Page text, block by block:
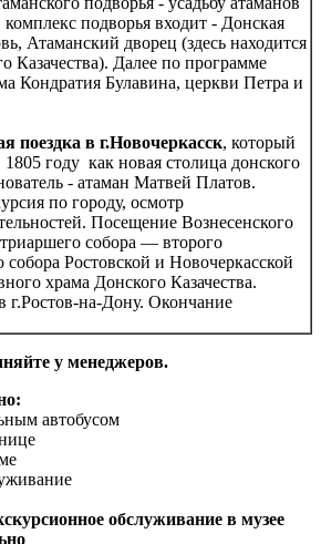
подворья входит - Донская
Атаманский дворец (здесь находится
Казачества). Далее по программе
Кондратия Булавина, церкви Петра и
поездка в г.Новочеркасск, который
году как новая столица донского
- атаман Матвей Платов.
по городу, осмотр
Посещение Вознесенского
собора — второго
собора Ростовской и Новочеркасской
храма Донского Казачества.
г.Ростов-на-Дону. Окончание
у менеджеров.
автобусом
обслуживание в музее